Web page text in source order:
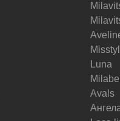
Luna
Milabel
Avals